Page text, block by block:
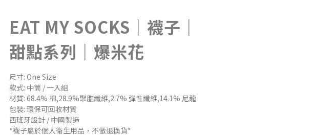
EAT MY SOCKS｜襪子｜
甜點系列｜爆米花
尺寸: One Size
款式: 中筒 / 一入組
材質: 68.4% 棉,28.9%聚脂纖維,2.7% 彈性纖維,14.1% 尼龍
包裝: 環保可回收材質
西班牙設計 / 中國製造
*襪子屬於個人衛生用品，不做退換貨*